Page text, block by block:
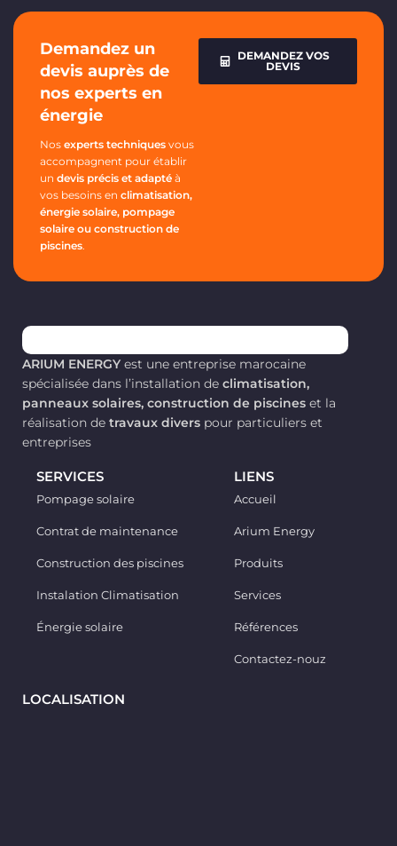
Demandez un
devis auprès de
nos experts en
énergie
Nos experts techniques vous
accompagnent pour établir
un devis précis et adapté à
vos besoins en climatisation,
énergie solaire, pompage
solaire ou construction de
piscines.
DEMANDEZ VOS
DEVIS
ARIUM ENERGY est une entreprise marocaine
spécialisée dans l’installation declimatisation,
panneaux solaires, construction de piscines et la
réalisation detravaux divers pour particuliers et
entreprises
LIENS
Accueil
Arium Energy
Produits
Services
Références
Contactez-nouz
SERVICES
Pompage solaire
Contrat de maintenance
Construction des piscines
Instalation Climatisation
Énergie solaire
LOCALISATION